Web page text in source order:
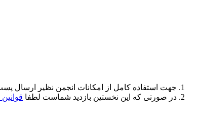
جهت استفاده کامل از امکانات انجمن نظیر ارسال
در صورتی که این نخستین بازدید شماست لطفا قوانین